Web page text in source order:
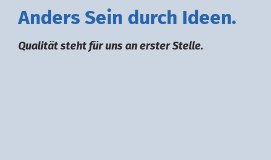
Anders Sein durch deen.
Qualität steht für uns an erster Stelle.